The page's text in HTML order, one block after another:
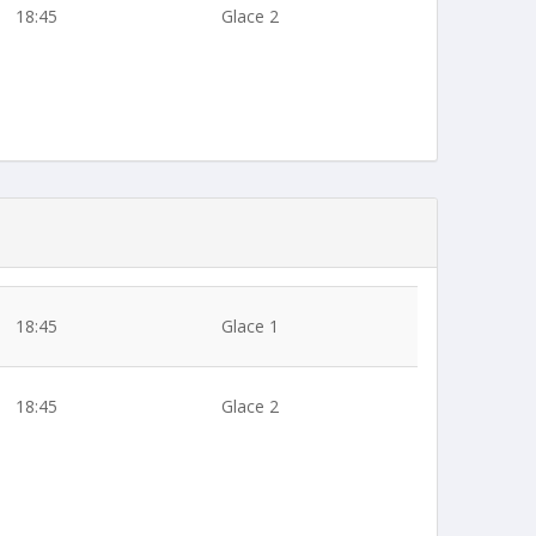
18:45 Glace 2
18:45 Glace 1
18:45 Glace 2